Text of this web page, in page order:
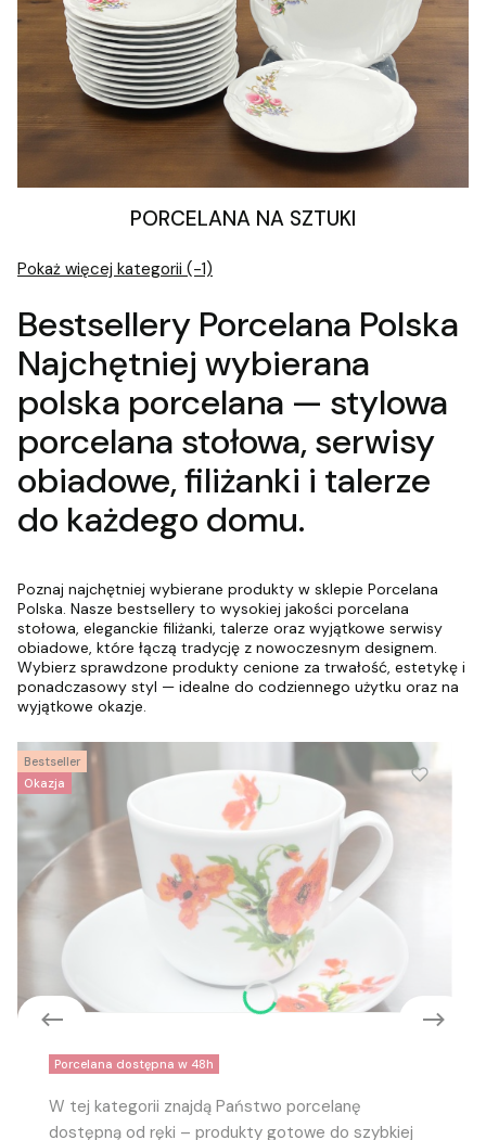
PORCELANA NA SZTUKI
Pokaż więcej kategorii (-1)
Bestsellery Porcelana Polska
Najchętniej wybierana
polska porcelana — stylowa
porcelana stołowa, serwisy
obiadowe, filiżanki i talerze
do każdego domu.
Poznaj najchętniej wybierane produkty w sklepie Porcelana
Polska. Nasze bestsellery to wysokiej jakości porcelana
stołowa, eleganckie filiżanki, talerze oraz wyjątkowe serwisy
obiadowe, które łączą tradycję z nowoczesnym designem.
Wybierz sprawdzone produkty cenione za trwałość, estetykę i
ponadczasowy styl — idealne do codziennego użytku oraz na
wyjątkowe okazje.
Okazja
Bestseller
Filiżanka do kawy Maki
75,00 zł
Porcelana dostępna w 48h
W tej kategorii znajdą Państwo porcelanę
dostępną od ręki – produkty gotowe do szybkiej